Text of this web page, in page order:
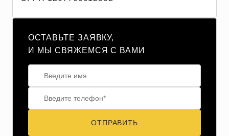
ОСТАВЬТЕ ЗАЯВКУ,
И МЫ СВЯЖЕМСЯ С ВАМИ
ОТПРАВИТЬ